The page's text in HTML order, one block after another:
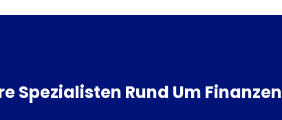
Spezialisten Rund Um Finanzen